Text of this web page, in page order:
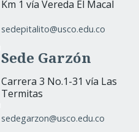
Km 1 vía Vereda El Macal
sedepitalito@usco.edu.co
Sede Garzón
Carrera 3 No.1-31 vía Las
Termitas
sedegarzon@usco.edu.co